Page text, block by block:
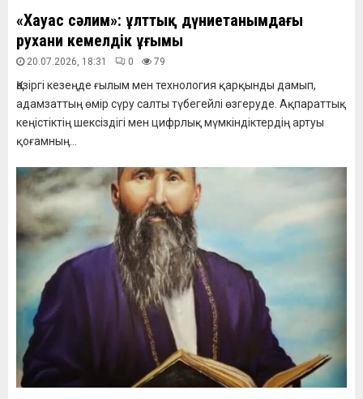
«Хауас сәлим»: ұлттық дүниетанымдағы
рухани кемелдік ұғымы
20.07.2026, 18:31 0 79
Қазіргі кезеңде ғылым мен технология қарқынды дамып,
адамзаттың өмір сүру салты түбегейлі өзгеруде. Ақпараттық
кеңістіктің шексіздігі мен цифрлық мүмкіндіктердің артуы
қоғамның...